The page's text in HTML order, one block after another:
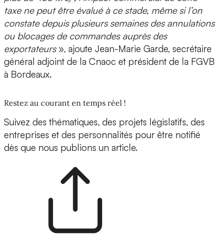
taxe ne peut être évalué à ce stade, même si l’on
constate depuis plusieurs semaines des annulations
ou blocages de commandes auprès des
exportateurs», ajoute Jean-Marie Garde, secrétaire
général adjoint de la Cnaoc et président de la FGVB
à Bordeaux.
Restez au courant en temps réel !
Suivez des thématiques, des projets législatifs, des
entreprises et des personnalités pour être notifié
dès que nous publions un article.